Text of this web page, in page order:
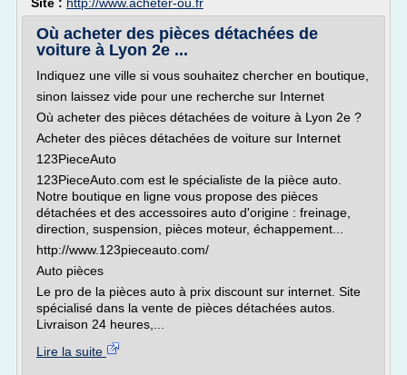
Où acheter des pièces détachées de
voiture à Lyon 2e ...
Indiquez une ville si vous souhaitez chercher en boutique,
sinon laissez vide pour une recherche sur Internet
Où acheter des pièces détachées de voiture à Lyon 2e ?
Acheter des pièces détachées de voiture sur Internet
123PieceAuto
123PieceAuto.com est le spécialiste de la pièce auto.
Notre boutique en ligne vous propose des pièces
détachées et des accessoires auto d'origine : freinage,
direction, suspension, pièces moteur, échappement...
http://www.123pieceauto.com/
Auto pièces
Le pro de la pièces auto à prix discount sur internet. Site
spécialisé dans la vente de pièces détachées autos.
Livraison 24 heures,...
Lire la suite